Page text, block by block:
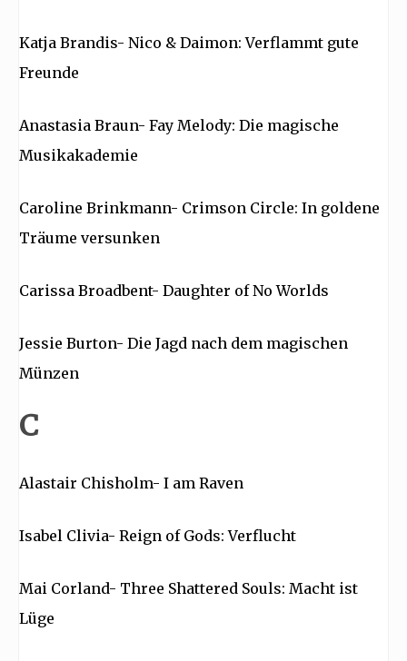
Katja Brandis- Nico & Daimon: Verflammt gute
Freunde
Anastasia Braun- Fay Melody: Die magische
Musikakademie
Caroline Brinkmann- Crimson Circle: In goldene
Träume versunken
Carissa Broadbent- Daughter of No Worlds
Jessie Burton- Die Jagd nach dem magischen
Münzen
C
Alastair Chisholm- I am Raven
Isabel Clivia- Reign of Gods: Verflucht
Mai Corland- Three Shattered Souls: Macht ist
Lüge